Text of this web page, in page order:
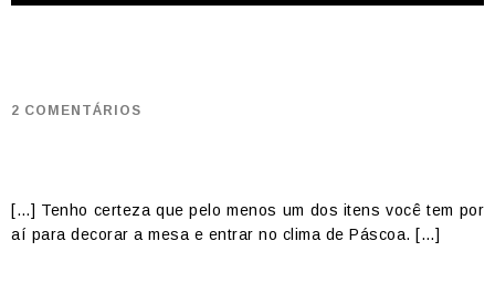
2 COMENTÁRIOS
[…] Tenho certeza que pelo menos um dos itens você tem por
aí para decorar a mesa e entrar no clima de Páscoa. […]